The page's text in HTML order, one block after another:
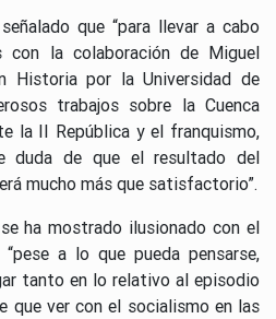
que “para llevar a cabo
con la colaboración de Miguel
Historia por la Universidad de
trabajos sobre la Cuenca
la II República y el franquismo,
duda de que el resultado del
mucho más que satisfactorio”.
ha mostrado ilusionado con el
a lo que pueda pensarse,
tanto en lo relativo al episodio
que ver con el socialismo en las